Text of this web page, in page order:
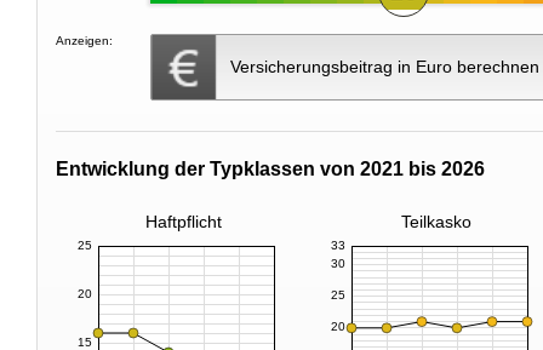
Anzeigen:
Versicherungsbeitrag in Euro berechnen
Entwicklung der Typklassen von 2021 bis 2026
Haftpflicht Teilkasko
15
20
25
20
25
30
33